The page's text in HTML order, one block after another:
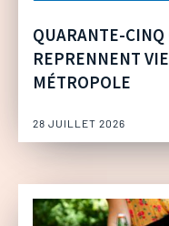
QUARANTE-CINQ
REPRENNENT
MÉTROPOLE
28 JUILLET 2026